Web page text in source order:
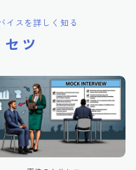
イスを詳しく知る
ツ